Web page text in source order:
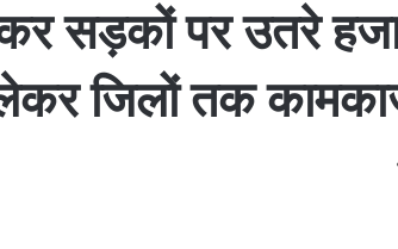
सड़कों पर उतरे
जिलों तक